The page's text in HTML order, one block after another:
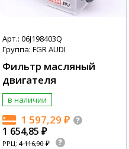
Арт.: 06J198403Q
Группа: FGR AUDI
Фильтр масляный
двигателя
в наличии
1 597,29 ₽
1 654,85 ₽
РРЦ: 4 116,90 ₽